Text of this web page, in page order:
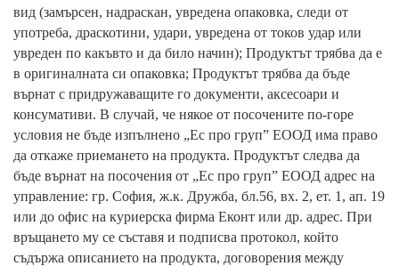
вид (замърсен, надраскан, увредена опаковка, следи от
употреба, драскотини, удари, увредена от токов удар или
увреден по какъвто и да било начин); Продуктът трябва да е
в оригиналната си опаковка; Продуктът трябва да бъде
върнат с придружаващите го документи, аксесоари и
консумативи. В случай, че някое от посочените по-горе
условия не бъде изпълнено „Ес про груп” ЕООД има право
да откаже приемането на продукта. Продуктът следва да
бъде върнат на посочения от „Ес про груп” ЕООД адрес на
управление: гр. София, ж.к. Дружба, бл.56, вх. 2, ет. 1, ап. 19
или до офис на куриерска фирма Еконт или др. адрес. При
връщането му се съставя и подписва протокол, който
съдържа описанието на продукта, договорения между